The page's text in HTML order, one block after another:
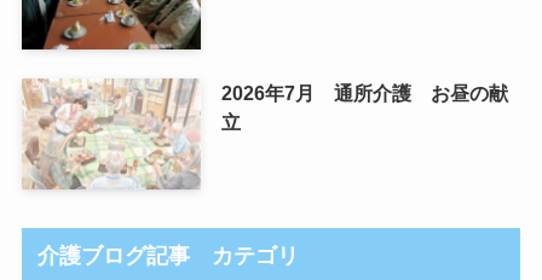
2026年7月 通所介護 お昼の献
立
介護ブログ記事 カテゴリ